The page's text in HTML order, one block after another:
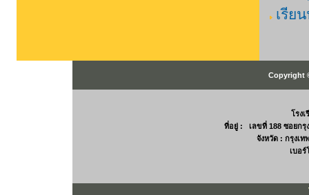
เรีย
Copyright
โรง
ที่อยู่ : เลขที่ 188 ซอยกรุ
จังหวัด : กรุงเ
เบอ